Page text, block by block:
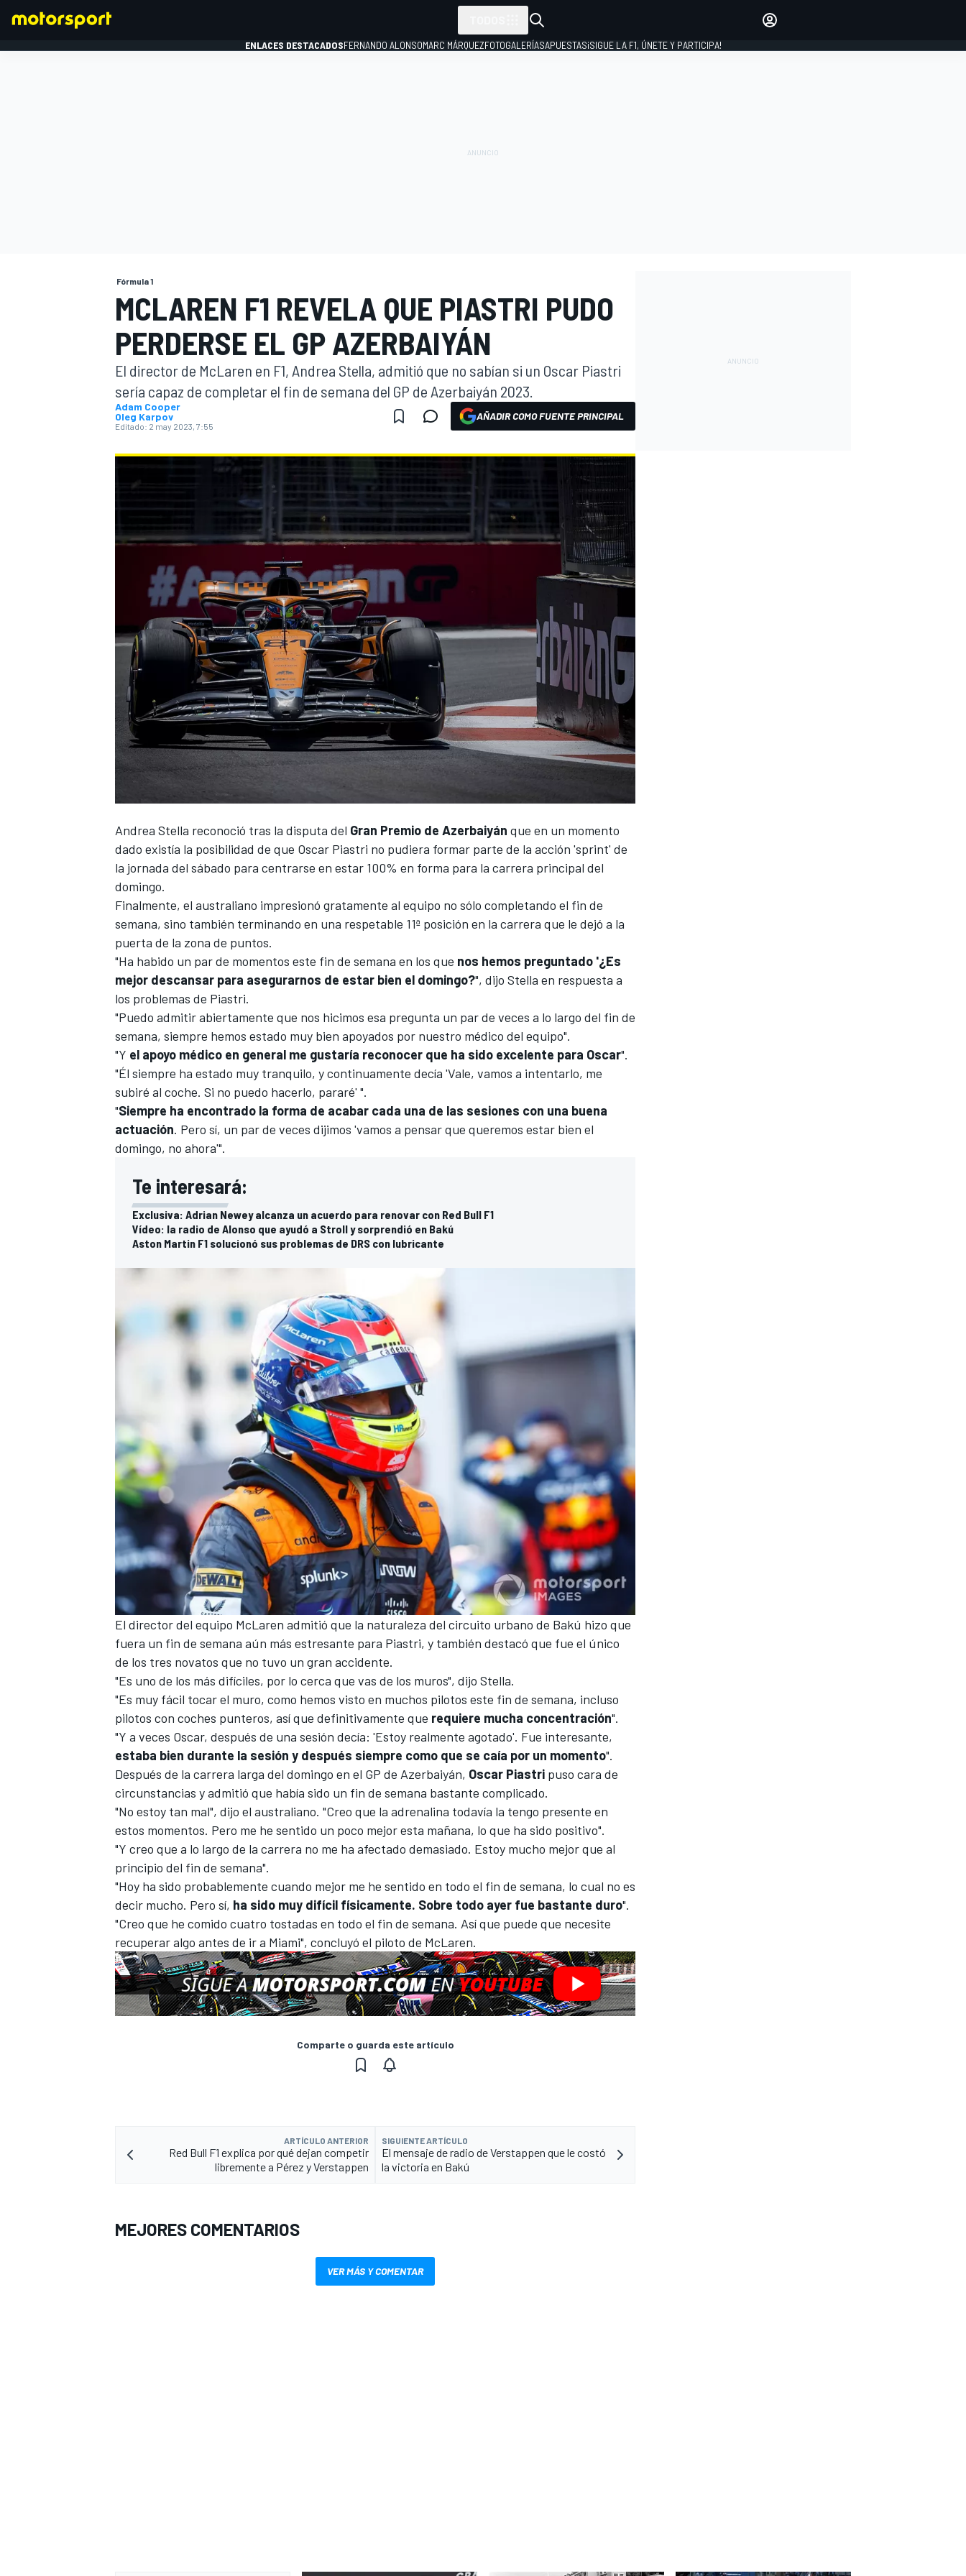
FÓRMULA E
MÁS CATEGORÍAS
ENLACES DESTACADOSFERNANDO ALONSOMARC MÁRQUEZFOTOGALERÍASAPUESTAS¡SIGUE LA F1, ÚNETE Y PARTICIPA!
Fórmula 1
MCLAREN F1 REVELA QUE PIASTRI PUDO
PERDERSE EL GP AZERBAIYÁN
El director de McLaren en F1, Andrea Stella, admitió que no sabían si un Oscar Piastri
sería capaz de completar el fin de semana del GP de Azerbaiyán 2023.
Adam Cooper
Oleg Karpov
Editado: 2 may 2023, 7:55
AÑADIR COMO FUENTE PRINCIPAL
Andrea Stella reconoció tras la disputa del Gran Premio de Azerbaiyán que en un momento
dado existía la posibilidad de que Oscar Piastri no pudiera formar parte de la acción 'sprint' de
la jornada del sábado para centrarse en estar 100% en forma para la carrera principal del
domingo.
Finalmente, el australiano impresionó gratamente al equipo no sólo completando el fin de
semana, sino también terminando en una respetable 11ª posición en la carrera que le dejó a la
puerta de la zona de puntos.
"Ha habido un par de momentos este fin de semana en los que nos hemos preguntado '¿Es
mejor descansar para asegurarnos de estar bien el domingo?", dijo Stella en respuesta a
los problemas de Piastri.
"Puedo admitir abiertamente que nos hicimos esa pregunta un par de veces a lo largo del fin de
semana, siempre hemos estado muy bien apoyados por nuestro médico del equipo".
"Y el apoyo médico en general me gustaría reconocer que ha sido excelente para Oscar".
"Él siempre ha estado muy tranquilo, y continuamente decía 'Vale, vamos a intentarlo, me
subiré al coche. Si no puedo hacerlo, pararé' ".
"Siempre ha encontrado la forma de acabar cada una de las sesiones con una buena
actuación. Pero sí, un par de veces dijimos 'vamos a pensar que queremos estar bien el
domingo, no ahora'".
Te interesará:
Exclusiva: Adrian Newey alcanza un acuerdo para renovar con Red Bull F1
Vídeo: la radio de Alonso que ayudó a Stroll y sorprendió en Bakú
Aston Martin F1 solucionó sus problemas de DRS con lubricante
El director del equipo McLaren admitió que la naturaleza del circuito urbano de Bakú hizo que
fuera un fin de semana aún más estresante para Piastri, y también destacó que fue el único
de los tres novatos que no tuvo un gran accidente.
"Es uno de los más difíciles, por lo cerca que vas de los muros", dijo Stella.
"Es muy fácil tocar el muro, como hemos visto en muchos pilotos este fin de semana, incluso
pilotos con coches punteros, así que definitivamente que requiere mucha concentración".
"Y a veces Oscar, después de una sesión decía: 'Estoy realmente agotado'. Fue interesante,
estaba bien durante la sesión y después siempre como que se caía por un momento".
Después de la carrera larga del domingo en el GP de Azerbaiyán, Oscar Piastri puso cara de
circunstancias y admitió que había sido un fin de semana bastante complicado.
"No estoy tan mal", dijo el australiano. "Creo que la adrenalina todavía la tengo presente en
estos momentos. Pero me he sentido un poco mejor esta mañana, lo que ha sido positivo".
"Y creo que a lo largo de la carrera no me ha afectado demasiado. Estoy mucho mejor que al
principio del fin de semana".
"Hoy ha sido probablemente cuando mejor me he sentido en todo el fin de semana, lo cual no es
decir mucho. Pero sí, ha sido muy difícil físicamente. Sobre todo ayer fue bastante duro".
"Creo que he comido cuatro tostadas en todo el fin de semana. Así que puede que necesite
recuperar algo antes de ir a Miami", concluyó el piloto de McLaren.
Comparte o guarda este artículo
ARTÍCULO ANTERIOR
Red Bull F1 explica por qué dejan competir
libremente a Pérez y Verstappen
SIGUIENTE ARTÍCULO
El mensaje de radio de Verstappen que le costó
la victoria en Bakú
MEJORES COMENTARIOS
VER MÁS Y COMENTAR